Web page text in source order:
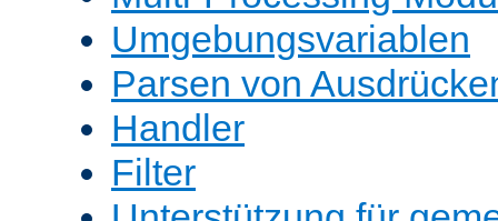
Umgebungsvariablen
Parsen von
Handler
Filter